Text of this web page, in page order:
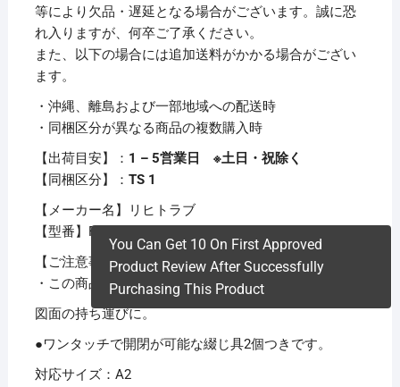
等により欠品・遅延となる場合がございます。誠に恐
れ入りますが、何卒ご了承ください。
また、以下の場合には追加送料がかかる場合がござい
ます。
・沖縄、離島および一部地域への配送時
・同梱区分が異なる商品の複数購入時
【出荷目安】： 1 – 5営業日 ※土日・祝除く
【同梱区分】： TS 1
【メーカー名】リヒトラブ
【型番】F-914
【ご注意事項】
・この商品は下記内容×2セットでお届けします。
図面の持ち運びに。
●ワンタッチで開閉が可能な綴じ具2個つきです。
対応サイズ：A2
You Can Get 10 On First Approved
Product Review After Successfully
Purchasing This Product